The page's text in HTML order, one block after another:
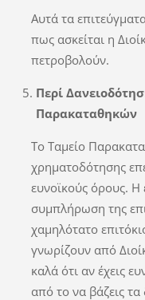
Αυτά τα
πως ασκείται η
πετροβολούν.
Περί
Παρακαταθηκών
Το Ταμείο
χρηματοδότησης
ευνοϊκούς όρους.
συμπλήρωση της
χαμηλότατο
γνωρίζουν από
καλά ότι αν έχεις
από το να βάζεις